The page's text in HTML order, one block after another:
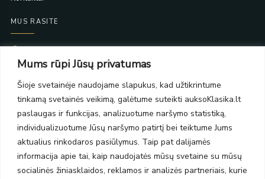
Mums rūpi Jūsų privatumas
Šioje svetainėje naudojame slapukus, kad užtikrintume
tinkamą svetainės veikimą, galėtume suteikti auksoKlasika.lt
paslaugas ir funkcijas, analizuotume naršymo statistiką,
individualizuotume Jūsų naršymo patirtį bei teiktume Jums
aktualius rinkodaros pasiūlymus. Taip pat dalijamės
informacija apie tai, kaip naudojatės mūsų svetaine su mūsų
socialinės žiniasklaidos, reklamos ir analizės partneriais, kurie
MUS RASITE
PC Molas, Klaipėda
PC BIG 2, Klaipėda
Šilutės pl. 35
PC Banginis, Klaipėda
NAUJIENLAIŠKIS
Prenumeruokite ir gaukite pasiūlymus, naujienas bei riboto